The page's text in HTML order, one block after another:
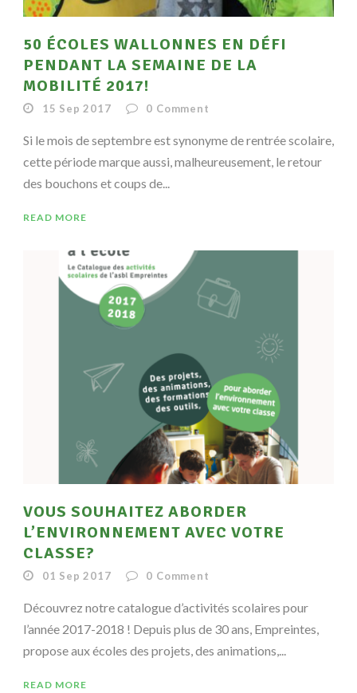
50 ÉCOLES WALLONNES EN DÉFI
PENDANT LA SEMAINE DE LA
MOBILITÉ 2017!
15 Sep 2017 0 Comment
Si le mois de septembre est synonyme de rentrée scolaire,
cette période marque aussi, malheureusement, le retour
des bouchons et coups de...
READ MORE
VOUS SOUHAITEZ ABORDER
L’ENVIRONNEMENT AVEC VOTRE
CLASSE?
01 Sep 2017 0 Comment
Découvrez notre catalogue d’activités scolaires pour
l’année 2017-2018 ! Depuis plus de 30 ans, Empreintes,
propose aux écoles des projets, des animations,...
READ MORE